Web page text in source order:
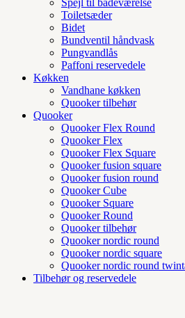
Toiletsæder
Bidet
Bundventil håndvask
Pungvandlås
Paffoni reservedele
Køkken
Vandhane køkken
Quooker tilbehør
Quooker
Quooker Flex Round
Quooker Flex
Quooker Flex Square
Quooker fusion square
Quooker fusion round
Quooker Cube
Quooker Square
Quooker Round
Quooker tilbehør
Quooker nordic round
Quooker nordic square
Quooker nordic round
Tilbehør og reservedele